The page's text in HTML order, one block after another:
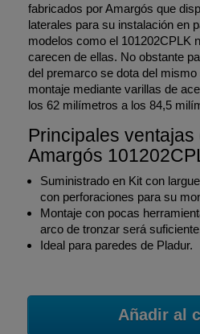
fabricados por Amargós que
laterales para su instalación en
modelos como el 101202CPLK
carecen de ellas. No obstante
del premarco se dota del
montaje mediante varillas de
los 62 milímetros a los 84,5
Principales
Amargós
Suministrado en Kit con
con perforaciones para su
Montaje con pocas
arco de tronzar será
Ideal para paredes de Pladur.
Añadir al